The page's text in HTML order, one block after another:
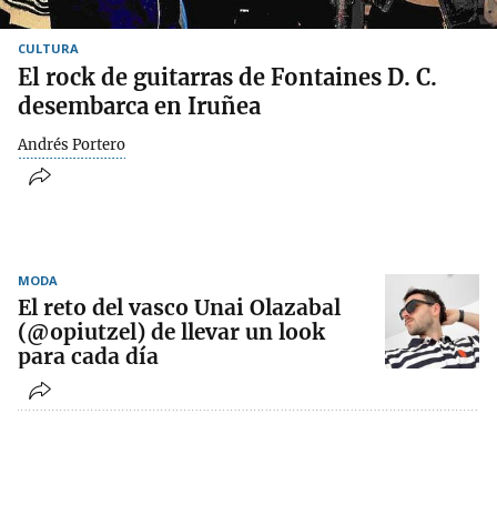
CULTURA
El rock de guitarras de Fontaines D. C.
desembarca en Iruñea
Andrés Portero
MODA
El reto del vasco Unai Olazabal
(@opiutzel) de llevar un look
para cada día